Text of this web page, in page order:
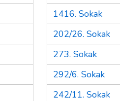
1416. Sokak
202/26. Sokak
273. Sokak
292/6. Sokak
242/11. Sokak